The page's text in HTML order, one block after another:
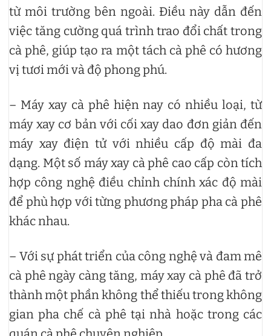
từ môi trường bên ngoài. Điều này dẫn đến
việc tăng cường quá trình trao đổi chất trong
cà phê, giúp tạo ra một tách cà phê có hương
vị tươi mới và độ phong phú.
– Máy xay cà phê hiện nay có nhiều loại, từ
máy xay cơ bản với cối xay dao đơn giản đến
máy xay điện tử với nhiều cấp độ mài đa
dạng. Một số máy xay cà phê cao cấp còn tích
hợp công nghệ điều chỉnh chính xác độ mài
để phù hợp với từng phương pháp pha cà phê
khác nhau.
– Với sự phát triển của công nghệ và đam mê
cà phê ngày càng tăng, máy xay cà phê đã trở
thành một phần không thể thiếu trong không
gian pha chế cà phê tại nhà hoặc trong các